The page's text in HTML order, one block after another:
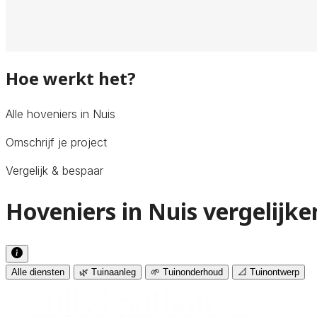
Hoe werkt het?
Alle hoveniers in Nuis
Omschrijf je project
Vergelijk & bespaar
Hoveniers in Nuis
Alle diensten 🌿 Tuinaanleg 🌱 Tuinonderhoud 📐 Tuinontwerp